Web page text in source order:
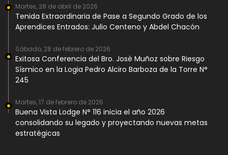
Martes, 28 de abril de 2026
Tenida Extraordinaria de Pase a Segundo Grado de los
Aprendices Entrados: Julio Centeno y Abdel Chacón
Sábado, 28 de febrero de 2026
Exitosa Conferencia del Bro. José Muñoz sobre Riesgo
Sísmico en la Logia Pedro Alciro Barboza de la Torre N°
245
Martes, 17 de febrero de 2026
Buena Vista Lodge N° 116 inicia el año 2026
consolidando su legado y proyectando nuevas metas
estratégicas